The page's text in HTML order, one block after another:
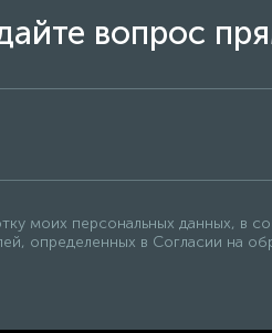
вопрос
моих персональных данных, в
определенных в Согласии на